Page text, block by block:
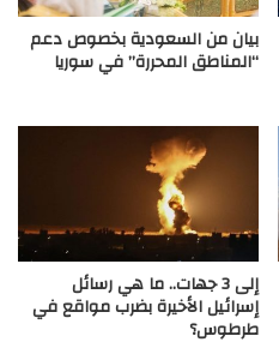
بيان من السعودية بخصوص دعم
“المناطق المحررة” في سوريا
إلى 3 جهات.. ما هي رسائل
إسرائيل الأخيرة بضرب مواقع في
طرطوس؟